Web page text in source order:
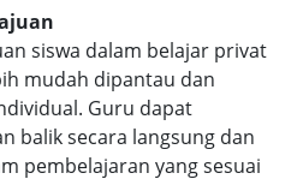
siswa dalam belajar privat
mudah dipantau dan
Guru dapat
balik secara langsung dan
pembelajaran yang sesuai